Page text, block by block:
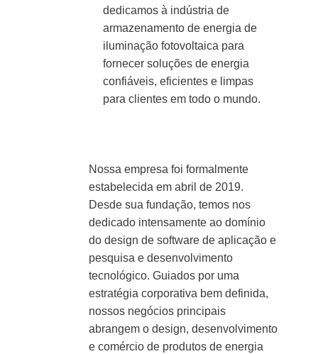
dedicamos à indústria de
armazenamento de energia de
iluminação fotovoltaica para
fornecer soluções de energia
confiáveis, eficientes e limpas
para clientes em todo o mundo.
Nossa empresa foi formalmente
estabelecida em abril de 2019.
Desde sua fundação, temos nos
dedicado intensamente ao domínio
do design de software de aplicação e
pesquisa e desenvolvimento
tecnológico. Guiados por uma
estratégia corporativa bem definida,
nossos negócios principais
abrangem o design, desenvolvimento
e comércio de produtos de energia